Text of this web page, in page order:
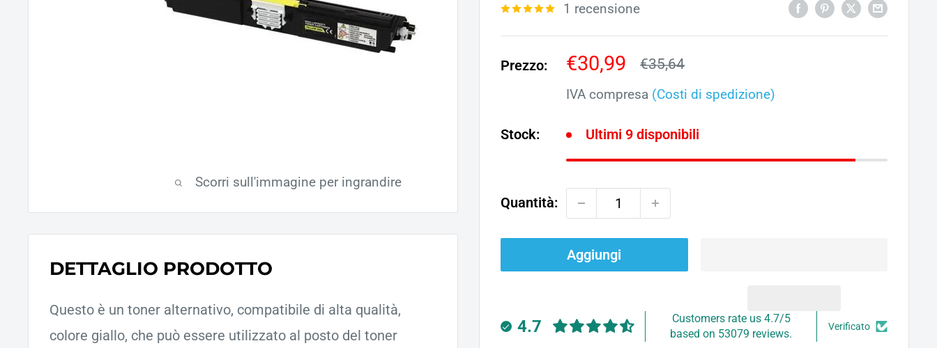
Scorri sull'immagine per ingrandire
1 recensione
Prezzo:
Prezzo
scontato
€30,99 Prezzo
€35,64
IVA compresa (Costi di spedizione)
Stock: Ultimi 9 disponibili
Quantità:
Aggiungi
4.7
Customers rate us 4.7/5
based on 53079 reviews.
Verificato
DETTAGLIO PRODOTTO
Questo è un toner alternativo, compatibile di alta qualità,
colore giallo, che può essere utilizzato al posto del toner